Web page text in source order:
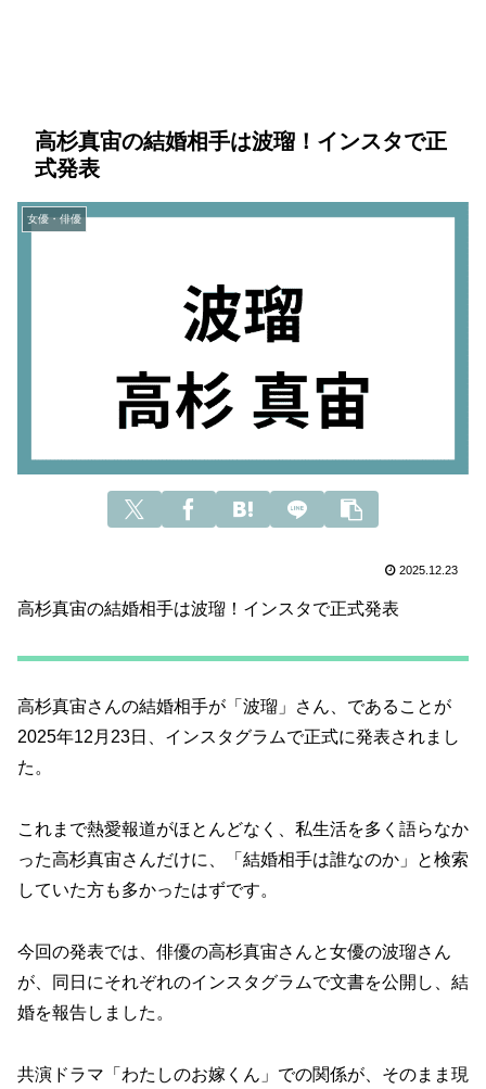
高杉真宙の結婚相手は波瑠！インスタで正
式発表
女優・俳優
2025.12.23
高杉真宙の結婚相手は波瑠！インスタで正式発表
高杉真宙さんの結婚相手が「波瑠」さん、であることが
2025年12月23日、インスタグラムで正式に発表されまし
た。
これまで熱愛報道がほとんどなく、私生活を多く語らなか
った高杉真宙さんだけに、「結婚相手は誰なのか」と検索
していた方も多かったはずです。
今回の発表では、俳優の高杉真宙さんと女優の波瑠さん
が、同日にそれぞれのインスタグラムで文書を公開し、結
婚を報告しました。
共演ドラマ「わたしのお嫁くん」での関係が、そのまま現